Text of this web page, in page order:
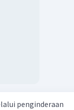
penginderaan